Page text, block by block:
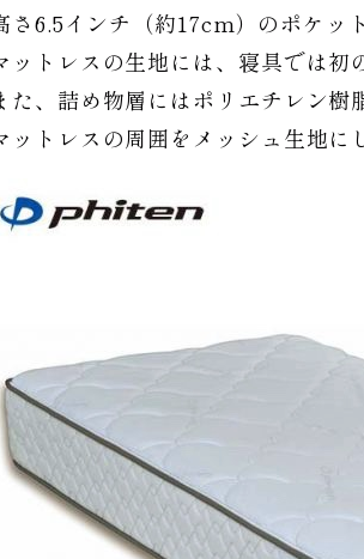
さ6.5インチ（約17cm）のポケッ
ットレスの生地には、寝具では初
た、詰め物層にはポリエチレン樹
ットレスの周囲をメッシュ生地に